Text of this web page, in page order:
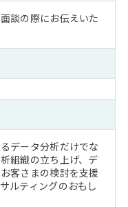
談の際にお伝えいた
データ分析だけでな
組織の立ち上げ、デ
客さまの検討を支援
ルティングのおもし